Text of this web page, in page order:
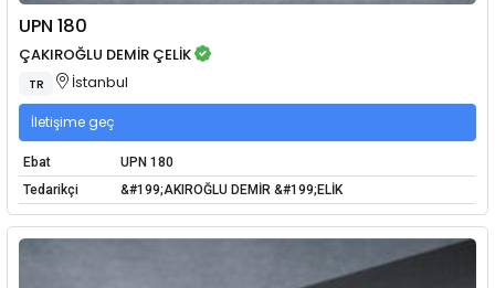
UPN 180
ÇAKIROĞLU DEMİR ÇELİK
TR İstanbul
İletişime geç
Ebat
UPN 180
Tedarikçi
&#199;AKIROĞLU DEMİR &#199;ELİK